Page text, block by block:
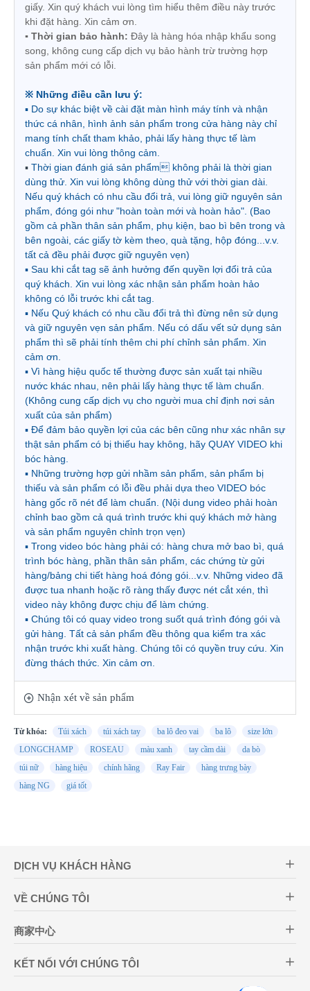
giấy. Xin quý khách vui lòng tìm hiểu thêm điều này trước
khi đặt hàng. Xin cảm ơn.
▪ Thời gian bảo hành: Đây là hàng hóa nhập khẩu song
song, không cung cấp dịch vụ bảo hành trừ trường hợp
sản phẩm mới có lỗi.
※ Những điều cần lưu ý:
▪ Do sự khác biệt về cài đặt màn hình máy tính và nhận
thức cá nhân, hình ảnh sản phẩm trong cửa hàng này chỉ
mang tính chất tham khảo, phải lấy hàng thực tế làm
chuẩn. Xin vui lòng thông cảm.
▪ Thời gian đánh giá sản phẩm không phải là thời gian
dùng thử. Xin vui lòng không dùng thử với thời gian dài.
Nếu quý khách có nhu cầu đổi trả, vui lòng giữ nguyên sản
phẩm, đóng gói như "hoàn toàn mới và hoàn hảo". (Bao
gồm cả phần thân sản phẩm, phụ kiện, bao bì bên trong và
bên ngoài, các giấy tờ kèm theo, quà tặng, hộp đóng...v.v.
tất cả đều phải được giữ nguyên vẹn)
▪ Sau khi cắt tag sẽ ảnh hưởng đến quyền lợi đổi trả của
quý khách. Xin vui lòng xác nhận sản phẩm hoàn hảo
không có lỗi trước khi cắt tag.
▪ Nếu Quý khách có nhu cầu đổi trả thì đừng nên sử dụng
và giữ nguyên vẹn sản phẩm. Nếu có dấu vết sử dụng sản
phẩm thì sẽ phải tính thêm chi phí chỉnh sản phẩm. Xin
cảm ơn.
▪ Vì hàng hiệu quốc tế thường được sản xuất tại nhiều
nước khác nhau, nên phải lấy hàng thực tế làm chuẩn.
(Không cung cấp dịch vụ cho người mua chỉ định nơi sản
xuất của sản phẩm)
▪ Để đảm bảo quyền lợi của các bên cũng như xác nhân sự
thật sản phẩm có bị thiếu hay không, hãy QUAY VIDEO khi
bóc hàng.
▪ Những trường hợp gửi nhầm sản phẩm, sản phẩm bị
thiếu và sản phẩm có lỗi đều phải dựa theo VIDEO bóc
hàng gốc rõ nét để làm chuẩn. (Nội dung video phải hoàn
chỉnh bao gồm cả quá trình trước khi quý khách mở hàng
và sản phẩm nguyên chỉnh trọn vẹn)
▪ Trong video bóc hàng phải có: hàng chưa mở bao bì, quá
trình bóc hàng, phần thân sản phẩm, các chứng từ gửi
hàng/bảng chi tiết hàng hoá đóng gói...v.v. Những video đã
được tua nhanh hoặc rõ ràng thấy được nét cắt xén, thì
video này không được chịu để làm chứng.
▪ Chúng tôi có quay video trong suốt quá trình đóng gói và
gửi hàng. Tất cả sản phẩm đều thông qua kiểm tra xác
nhận trước khi xuất hàng. Chúng tôi có quyền truy cứu. Xin
đừng thách thức. Xin cảm ơn.
Nhận xét về sản phẩm
Từ khóa: Túi xách túi xách tay ba lô đeo vai ba lô
size lớn
LONGCHAMP
ROSEAU màu xanh tay cầm dài
da bò
túi nữ
hàng hiệu chính hãng Ray Fair
hàng trưng bày
hàng NG
giá tốt
DỊCH VỤ KHÁCH HÀNG
VỀ CHÚNG TÔI
商家中心
KẾT NỐI VỚI CHÚNG TÔI